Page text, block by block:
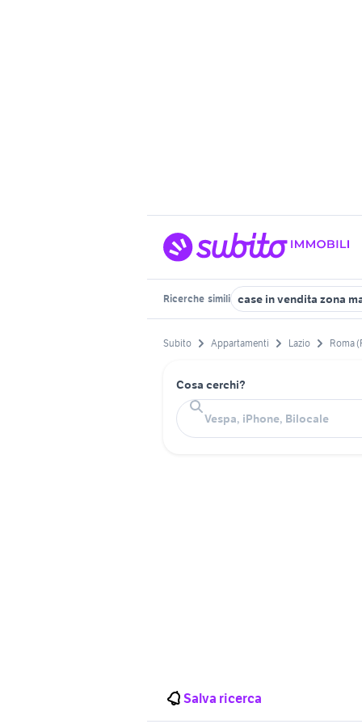
Ricerche simili case in vendita zona
Subito Appartamenti Lazio Roma
Cosa cerchi?
Salva ricerca